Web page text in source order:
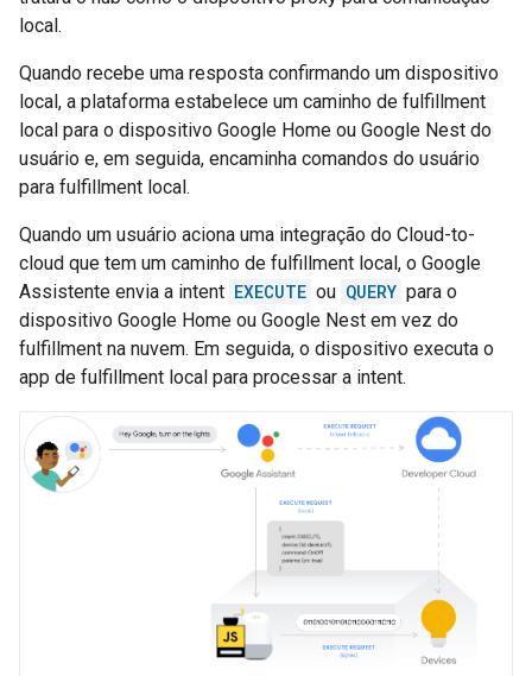
local.
Quando recebe uma resposta confirmando um dispositivo
local, a plataforma estabelece um caminho de fulfillment
local para o dispositivo Google Home ou Google Nest do
usuário e, em seguida, encaminha comandos do usuário
para fulfillment local.
Quando um usuário aciona uma integração do Cloud-to-
cloud que tem um caminho de fulfillment local, o Google
Assistente envia a intent EXECUTE ou QUERY para o
dispositivo Google Home ou Google Nest em vez do
fulfillment na nuvem. Em seguida, o dispositivo executa o
app de fulfillment local para processar a intent.